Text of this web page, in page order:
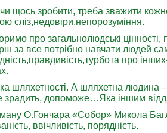
щось зробити, треба зважити
сліз,недовіри,непорозуміння.
про загальнолюдські
за все потрібно навчати людей
про
шляхетності. А шляхетна людина
допоможе…Яка іншим
О.Гончара «Собор» Микола
ввічливість, порядність.